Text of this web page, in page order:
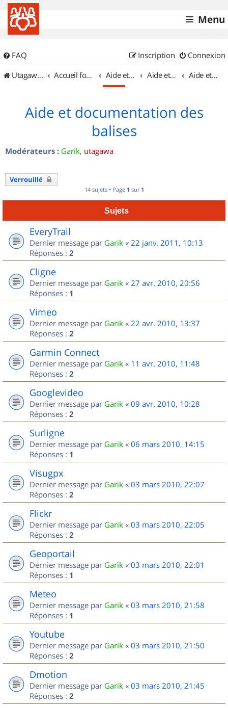
Menu
FAQ Connexion
Inscription
UtagawaVTT (Randos VTT et VTTAE avec traces GPS)
Accueil forum Aide et documentation Aide et documentation Aide et documentation des balises
Aide et documentation des
balises
Modérateurs : Garik, utagawa
Verrouillé
14 sujets • Page 1 sur 1
Sujets
EveryTrail
Dernier message par Garik « 22 janv. 2011, 10:13
Réponses : 2
Cligne
Dernier message par Garik « 27 avr. 2010, 20:56
Réponses : 1
Vimeo
Dernier message par Garik « 22 avr. 2010, 13:37
Réponses : 2
Garmin Connect
Dernier message par Garik « 11 avr. 2010, 11:48
Réponses : 2
Googlevideo
Dernier message par Garik « 09 avr. 2010, 10:28
Réponses : 2
Surligne
Dernier message par Garik « 06 mars 2010, 14:15
Réponses : 1
Visugpx
Dernier message par Garik « 03 mars 2010, 22:07
Réponses : 2
Flickr
Dernier message par Garik « 03 mars 2010, 22:05
Réponses : 2
Geoportail
Dernier message par Garik « 03 mars 2010, 22:01
Réponses : 1
Meteo
Dernier message par Garik « 03 mars 2010, 21:58
Réponses : 1
Youtube
Dernier message par Garik « 03 mars 2010, 21:50
Réponses : 2
Dmotion
Dernier message par Garik « 03 mars 2010, 21:45
Réponses : 2